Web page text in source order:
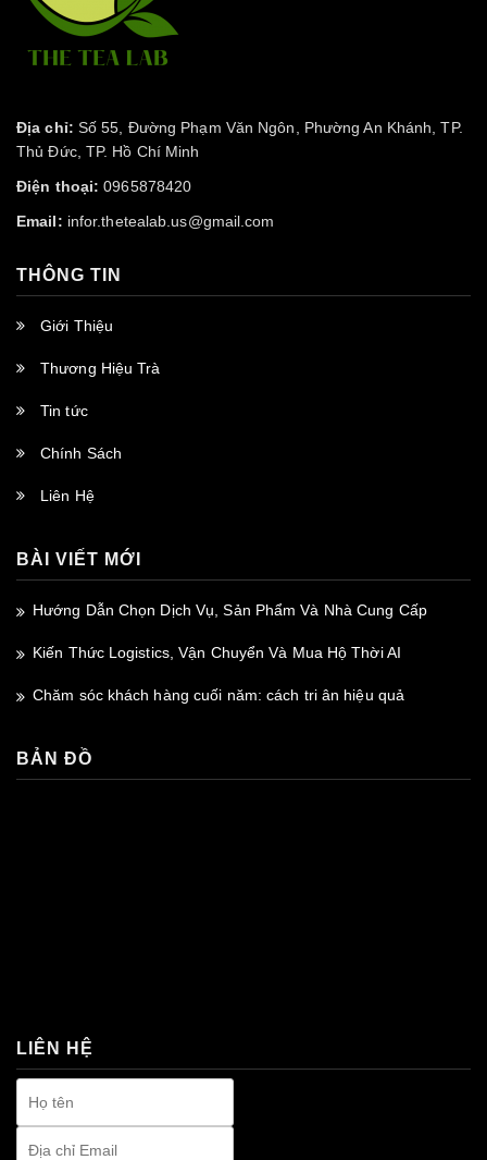
Địa chỉ: Số 55, Đường Phạm Văn Ngôn, Phường An Khánh, TP.
Thủ Đức, TP. Hồ Chí Minh
Điện thoại: 0965878420
Email: infor.thetealab.us@gmail.com
THÔNG TIN
Giới Thiệu
Thương Hiệu Trà
Tin tức
Chính Sách
Liên Hệ
BÀI VIẾT MỚI
Hướng Dẫn Chọn Dịch Vụ, Sản Phẩm Và Nhà Cung Cấp
Kiến Thức Logistics, Vận Chuyển Và Mua Hộ Thời AI
Chăm sóc khách hàng cuối năm: cách tri ân hiệu quả
BẢN ĐỒ
LIÊN HỆ